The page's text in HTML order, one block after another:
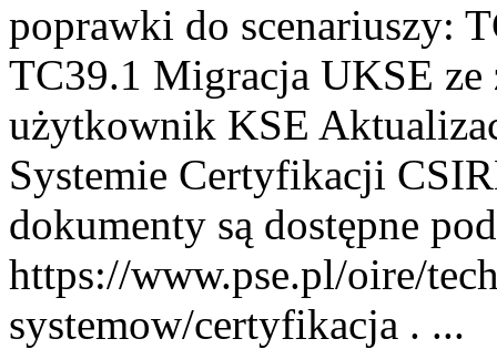
poprawki do scenariuszy:
TC39.1 Migracja UKSE
użytkownik KSE
Systemie Certyfikacji
dokumenty są dostępne
https://www.pse.pl/oire/
systemow/certyfikacja . ...